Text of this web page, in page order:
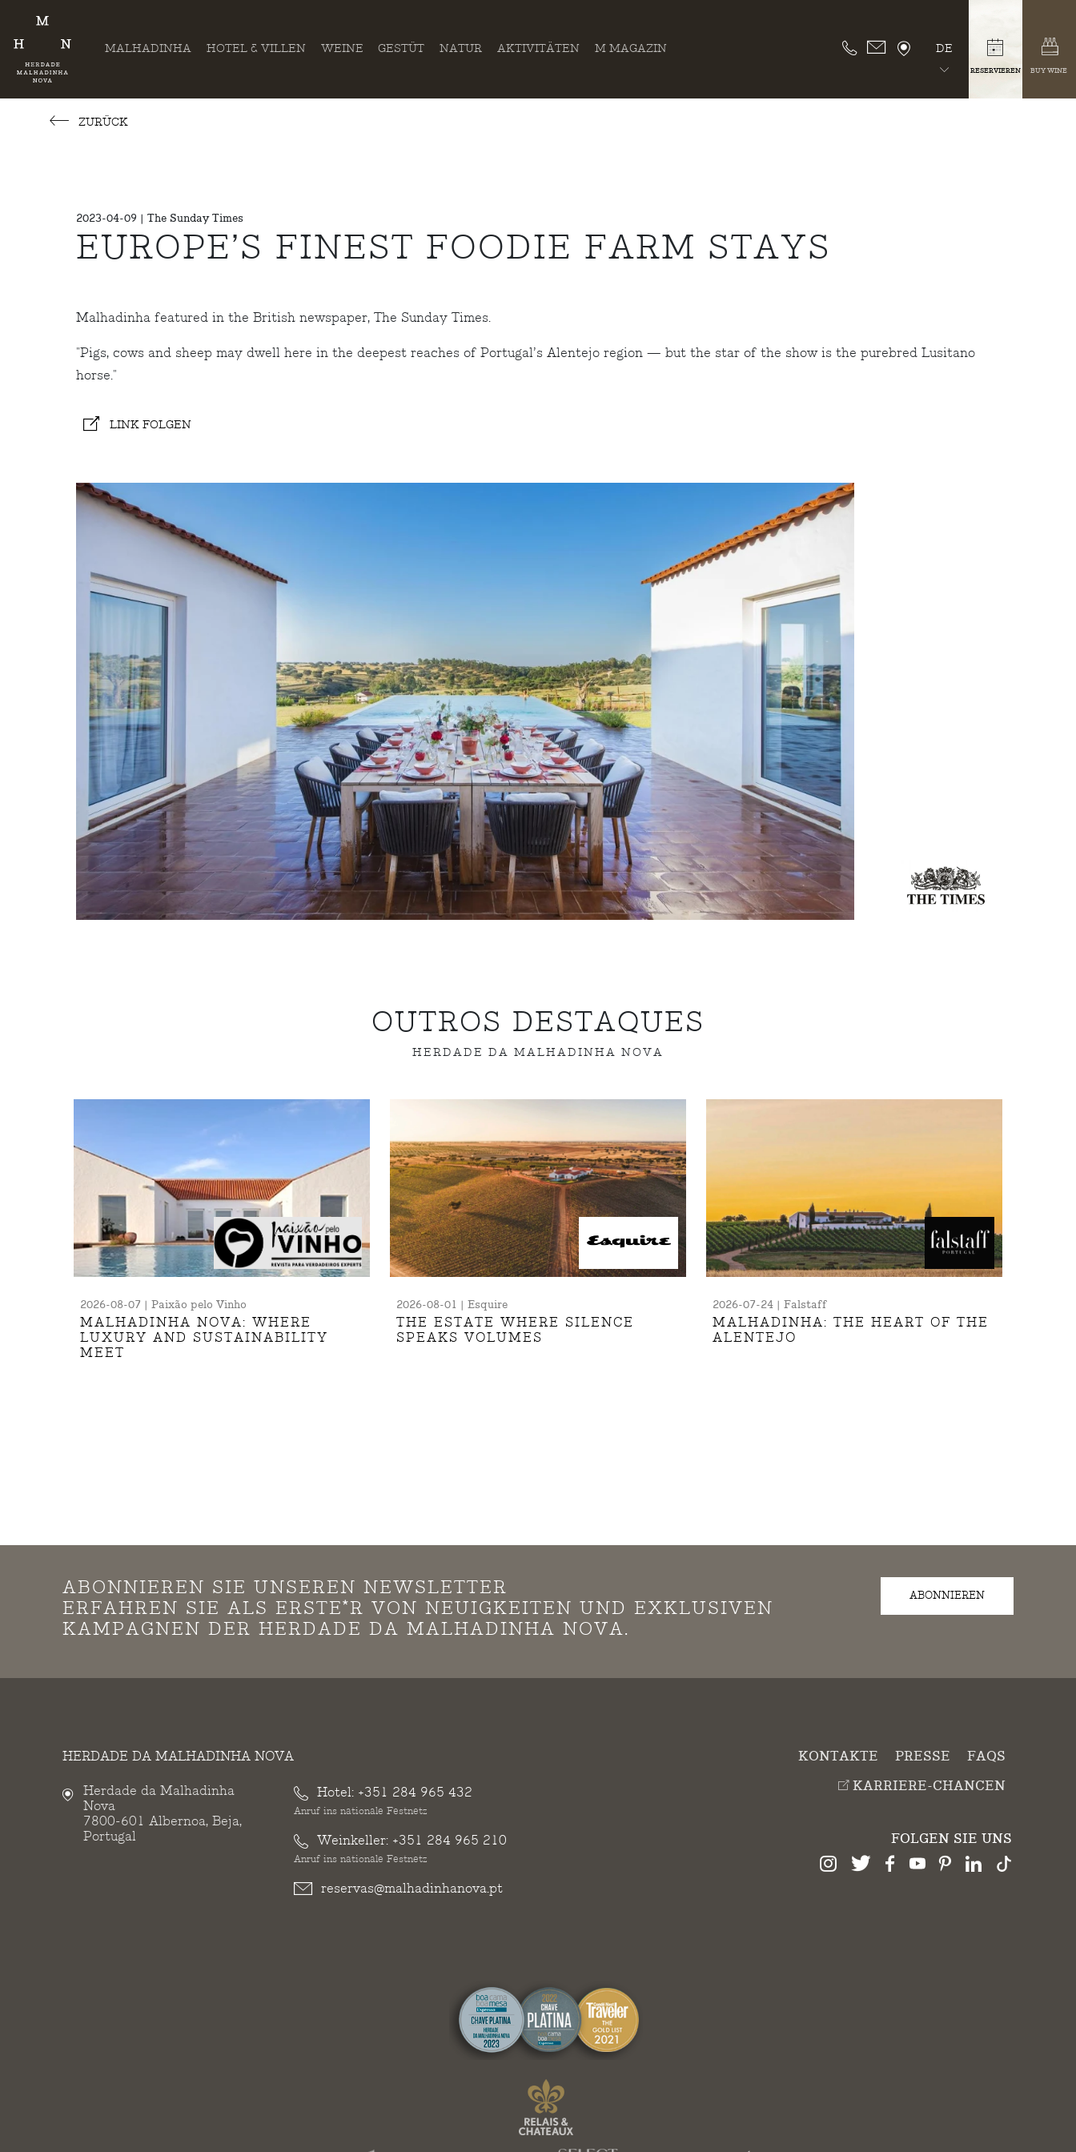
MALHADINHA HOTEL & VILLEN WEINE GESTÜT NATUR AKTIVITÄTEN M MAGAZIN DE
RESERVIEREN BUY WINE
ZURÜCK
2023-04-09 | The Sunday Times
EUROPE’S FINEST FOODIE FARM STAYS
Malhadinha featured in the British newspaper, The Sunday Times.
"Pigs, cows and sheep may dwell here in the deepest reaches of Portugal’s Alentejo region — but the star of the show is the purebred Lusitano
horse."
LINK FOLGEN
OUTROS DESTAQUES
HERDADE DA MALHADINHA NOVA
2026-08-07 | Paixão pelo Vinho
MALHADINHA NOVA: WHERE
LUXURY AND SUSTAINABILITY
MEET
2026-08-01 | Esquire
THE ESTATE WHERE SILENCE
SPEAKS VOLUMES
2026-07-24 | Falstaff
MALHADINHA: THE HEART OF THE
ALENTEJO
ABONNIEREN SIE UNSEREN NEWSLETTER
ERFAHREN SIE ALS ERSTE*R VON NEUIGKEITEN UND EXKLUSIVEN
KAMPAGNEN DER HERDADE DA MALHADINHA NOVA.
ABONNIEREN
HERDADE DA MALHADINHA NOVA
Herdade da Malhadinha
Nova
7800-601 Albernoa, Beja,
Portugal
Hotel: +351 284 965 432
Anruf ins nationale Festnetz
Weinkeller: +351 284 965 210
Anruf ins nationale Festnetz
reservas@malhadinhanova.pt
KONTAKTE PRESSE
FAQS
KARRIERE-CHANCEN
FOLGEN SIE UNS